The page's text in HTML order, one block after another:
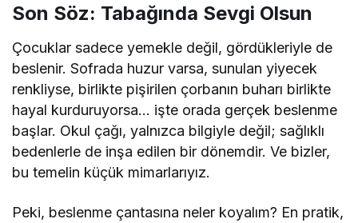
Son Söz: Tabağında Sevgi Olsun
Çocuklar sadece yemekle değil, gördükleriyle de
beslenir. Sofrada huzur varsa, sunulan yiyecek
renkliyse, birlikte pişirilen çorbanın buharı birlikte
hayal kurduruyorsa… işte orada gerçek beslenme
başlar. Okul çağı, yalnızca bilgiyle değil; sağlıklı
bedenlerle de inşa edilen bir dönemdir. Ve bizler,
bu temelin küçük mimarlarıyız.
Peki, beslenme çantasına neler koyalım? En pratik,